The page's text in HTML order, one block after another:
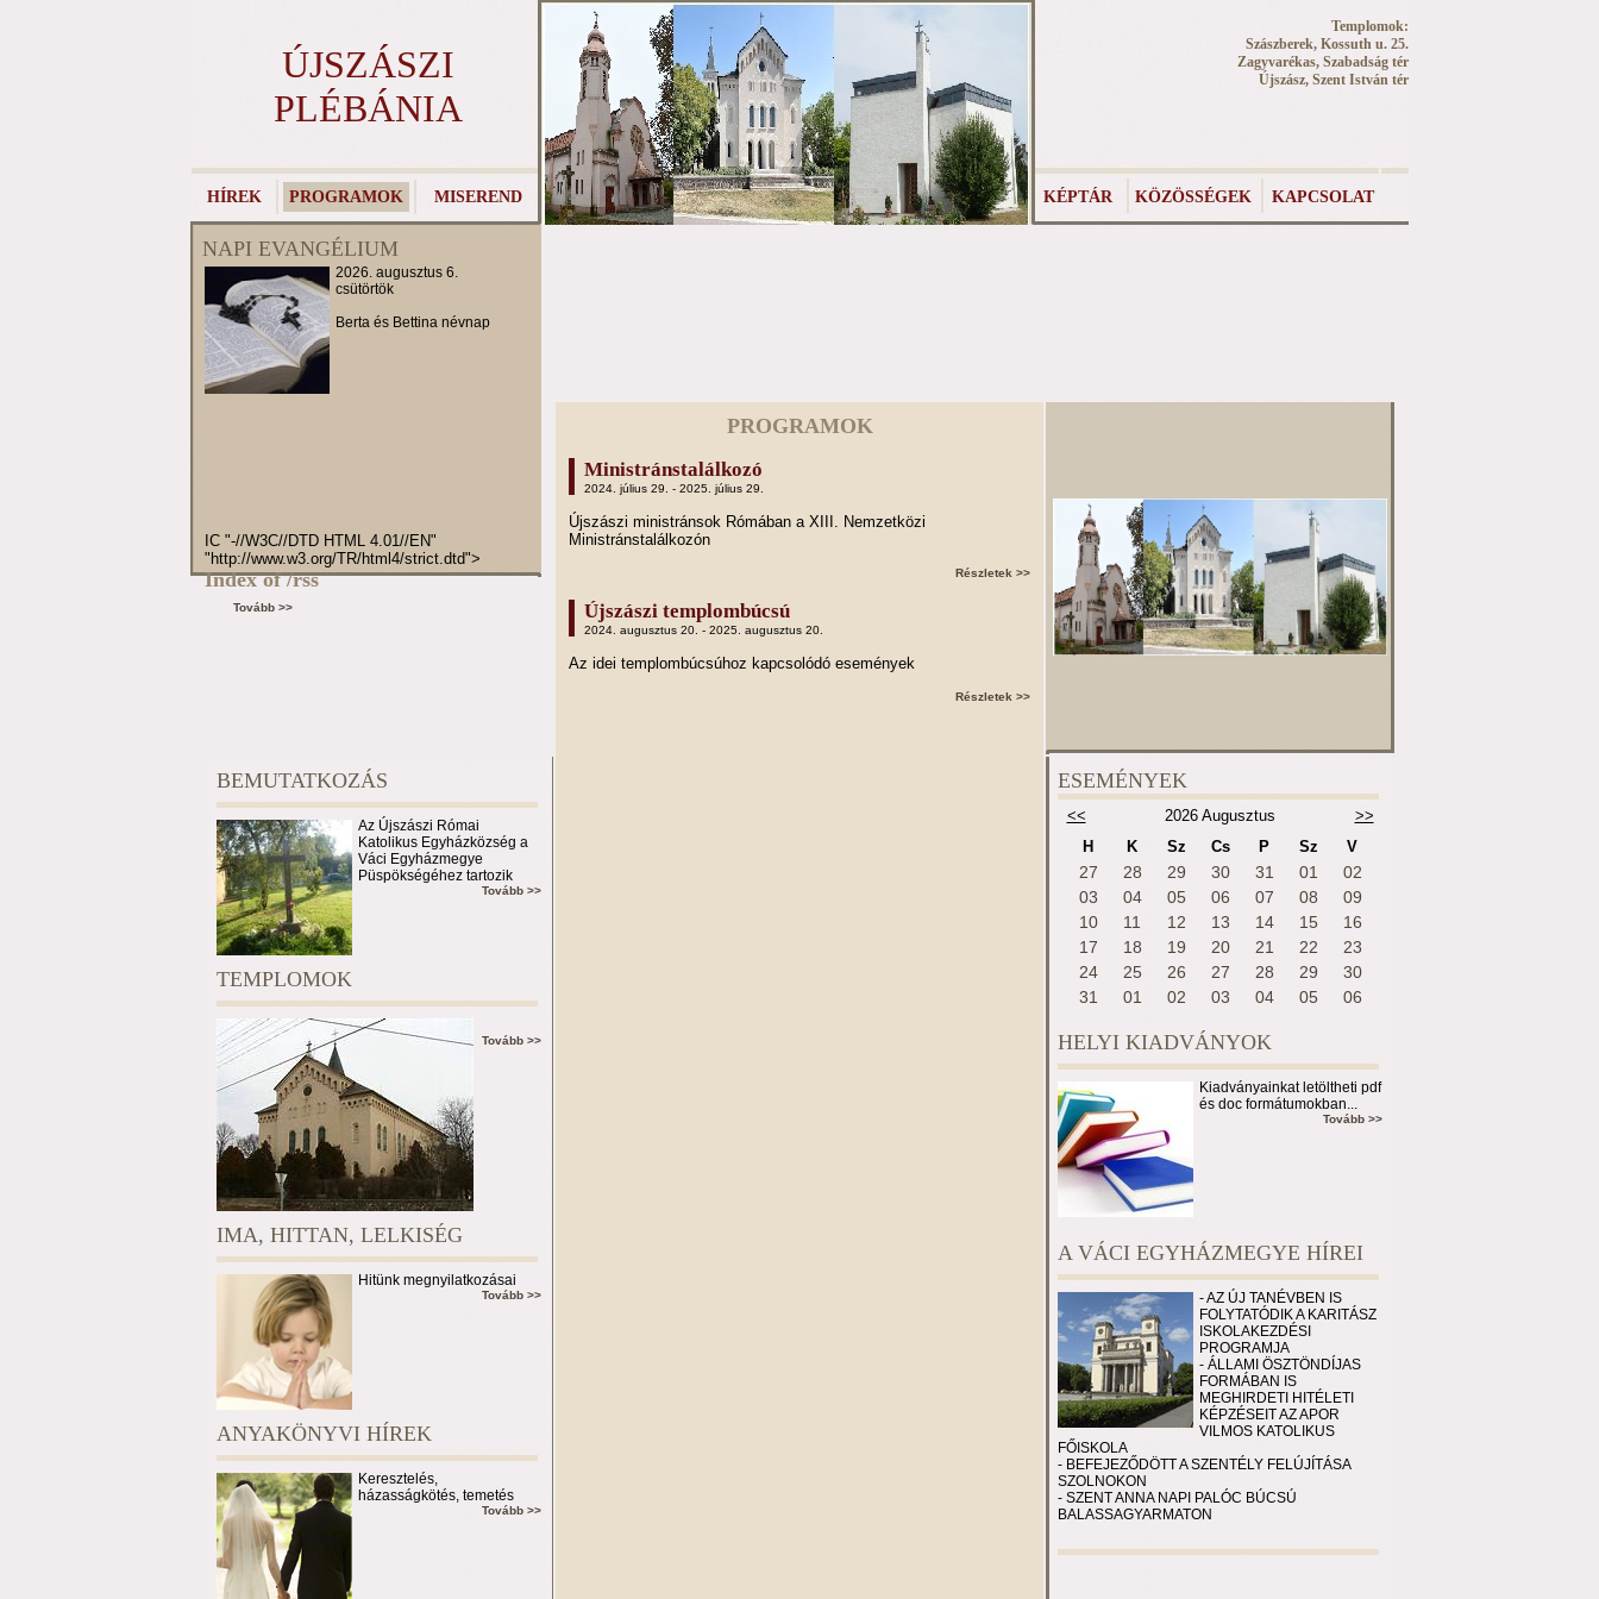
ÚJSZÁSZI
PLÉBÁNIA
Templomok:
Szászberek, Kossuth u. 25.
Zagyvarékas, Szabadság tér
Újszász, Szent István tér
HÍREK PROGRAMOK MISEREND KÉPTÁR KÖZÖSSÉGEK KAPCSOLAT
NAPI EVANGÉLIUM
2026. augusztus 6.
csütörtök
Berta és Bettina névnap
IC "-//W3C//DTD HTML 4.01//EN"
"http://www.w3.org/TR/html4/strict.dtd">
Index of /rss
Tovább >>
PROGRAMOK
Ministránstalálkozó
2024. július 29. - 2025. július 29.
Újszászi ministránsok Rómában a XIII. Nemzetközi
Ministránstalálkozón
Részletek >>
Újszászi templombúcsú
2024. augusztus 20. - 2025. augusztus 20.
Az idei templombúcsúhoz kapcsolódó események
Részletek >>
BEMUTATKOZÁS
Az Újszászi Római
Katolikus Egyházközség a
Váci Egyházmegye
Püspökségéhez tartozik
Tovább >>
TEMPLOMOK
Tovább >>
IMA, HITTAN, LELKISÉG
Hitünk megnyilatkozásai
Tovább >>
ANYAKÖNYVI HÍREK
Keresztelés,
házasságkötés, temetés
Tovább >>
ESEMÉNYEK
<< 2026 Augusztus
>>
H
K Sz Cs P Sz V
27 28 29 30 31 01
02
03
04 05 06 07 08
09
10
11 12 13 14 15
16
17
18 19 20 21 22
23
24
25 26 27 28 29
30
31
01 02 03 04 05 06
HELYI KIADVÁNYOK
Kiadványainkat letöltheti pdf
és doc formátumokban...
Tovább >>
A VÁCI EGYHÁZMEGYE HÍREI
- AZ ÚJ TANÉVBEN IS
FOLYTATÓDIK A KARITÁSZ
ISKOLAKEZDÉSI
PROGRAMJA
- ÁLLAMI ÖSZTÖNDÍJAS
FORMÁBAN IS
MEGHIRDETI HITÉLETI
KÉPZÉSEIT AZ APOR
VILMOS KATOLIKUS
FŐISKOLA
- BEFEJEZŐDÖTT A SZENTÉLY FELÚJÍTÁSA
SZOLNOKON
- SZENT ANNA NAPI PALÓC BÚCSÚ
BALASSAGYARMATON